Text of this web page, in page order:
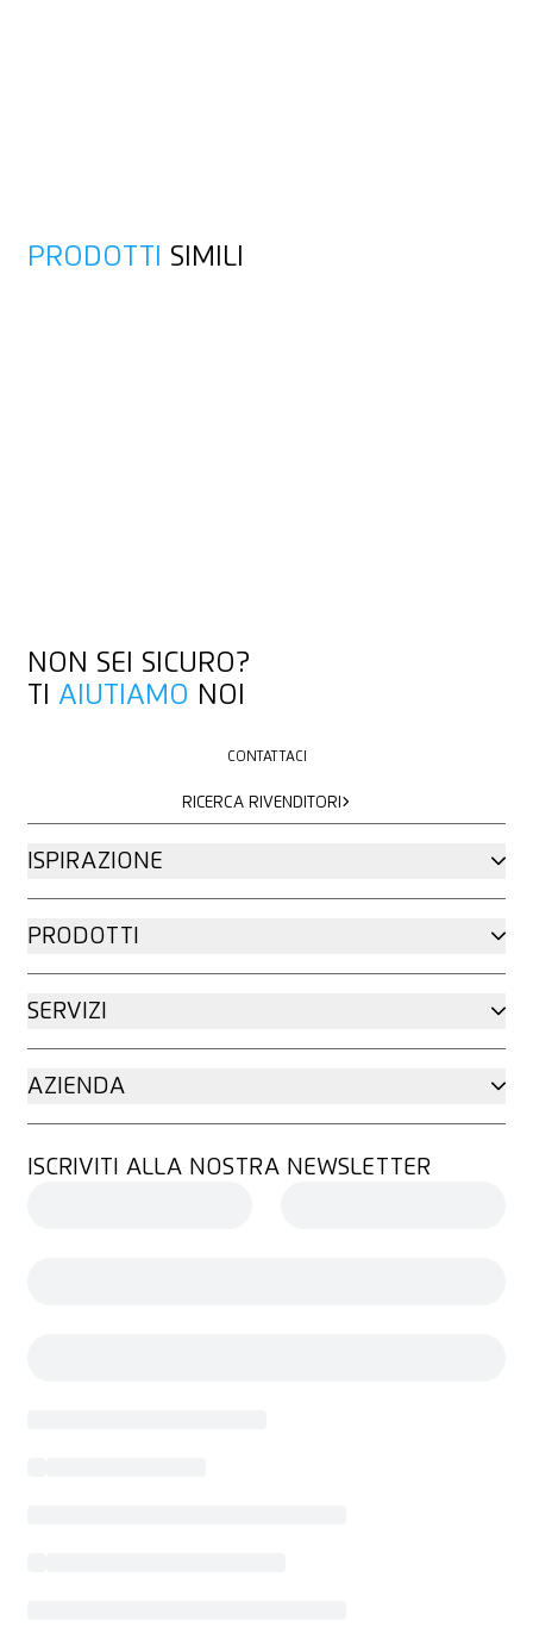
PRODOTTI SIMILI
NON SEI SICURO?
TI AIUTIAMO NOI
CONTATTACI
RICERCA RIVENDITORI
ISPIRAZIONE
PRODOTTI
SERVIZI
AZIENDA
ISCRIVITI ALLA NOSTRA NEWSLETTER